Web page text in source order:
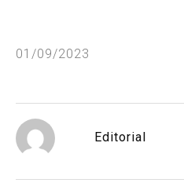
01/09/2023
Editorial